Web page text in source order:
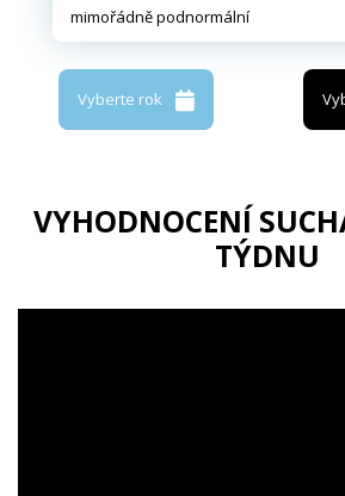
mimořádně podnormální
Vyberte rok
VYHODNOCENÍ
TÝDNU